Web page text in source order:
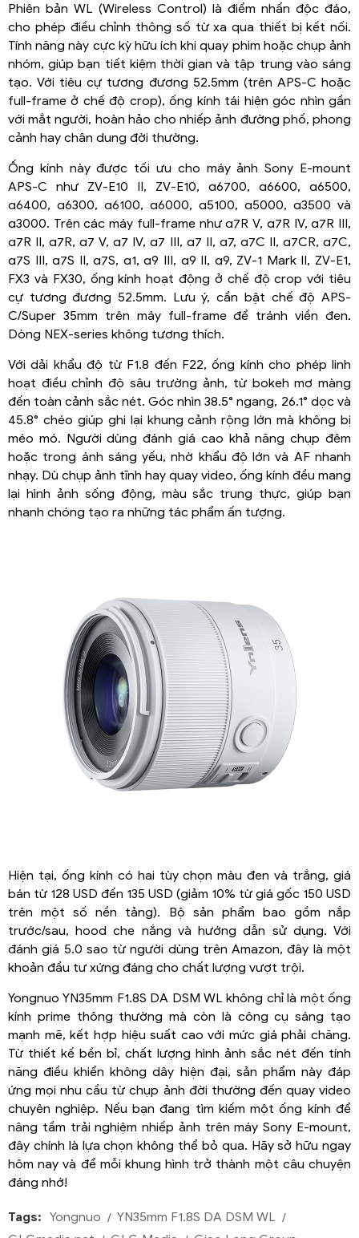
Phiên bản WL (Wireless Control) là điểm nhấn độc đáo,
cho phép điều chỉnh thông số từ xa qua thiết bị kết nối.
Tính năng này cực kỳ hữu ích khi quay phim hoặc chụp ảnh
nhóm, giúp bạn tiết kiệm thời gian và tập trung vào sáng
tạo. Với tiêu cự tương đương 52.5mm (trên APS-C hoặc
full-frame ở chế độ crop), ống kính tái hiện góc nhìn gần
với mắt người, hoàn hảo cho nhiếp ảnh đường phố, phong
cảnh hay chân dung đời thường.
Ống kính này được tối ưu cho máy ảnh Sony E-mount
APS-C như ZV-E10 II, ZV-E10, α6700, α6600, α6500,
α6400, α6300, α6100, α6000, α5100, α5000, α3500 và
α3000. Trên các máy full-frame như α7R V, α7R IV, α7R III,
α7R II, α7R, α7 V, α7 IV, α7 III, α7 II, α7, α7C II, α7CR, α7C,
α7S III, α7S II, α7S, α1, α9 III, α9 II, α9, ZV-1 Mark II, ZV-E1,
FX3 và FX30, ống kính hoạt động ở chế độ crop với tiêu
cự tương đương 52.5mm. Lưu ý, cần bật chế độ APS-
C/Super 35mm trên máy full-frame để tránh viền đen.
Dòng NEX-series không tương thích.
Với dải khẩu độ từ F1.8 đến F22, ống kính cho phép linh
hoạt điều chỉnh độ sâu trường ảnh, từ bokeh mơ màng
đến toàn cảnh sắc nét. Góc nhìn 38.5° ngang, 26.1° dọc và
45.8° chéo giúp ghi lại khung cảnh rộng lớn mà không bị
méo mó. Người dùng đánh giá cao khả năng chụp đêm
hoặc trong ánh sáng yếu, nhờ khẩu độ lớn và AF nhanh
nhạy. Dù chụp ảnh tĩnh hay quay video, ống kính đều mang
lại hình ảnh sống động, màu sắc trung thực, giúp bạn
nhanh chóng tạo ra những tác phẩm ấn tượng.
Hiện tại, ống kính có hai tùy chọn màu đen và trắng, giá
bán từ 128 USD đến 135 USD (giảm 10% từ giá gốc 150 USD
trên một số nền tảng). Bộ sản phẩm bao gồm nắp
trước/sau, hood che nắng và hướng dẫn sử dụng. Với
đánh giá 5.0 sao từ người dùng trên Amazon, đây là một
khoản đầu tư xứng đáng cho chất lượng vượt trội.
Yongnuo YN35mm F1.8S DA DSM WL không chỉ là một ống
kính prime thông thường mà còn là công cụ sáng tạo
mạnh mẽ, kết hợp hiệu suất cao với mức giá phải chăng.
Từ thiết kế bền bỉ, chất lượng hình ảnh sắc nét đến tính
năng điều khiển không dây hiện đại, sản phẩm này đáp
ứng mọi nhu cầu từ chụp ảnh đời thường đến quay video
chuyên nghiệp. Nếu bạn đang tìm kiếm một ống kính để
nâng tầm trải nghiệm nhiếp ảnh trên máy Sony E-mount,
đây chính là lựa chọn không thể bỏ qua. Hãy sở hữu ngay
hôm nay và để mỗi khung hình trở thành một câu chuyện
đáng nhớ!
Tags: Yongnuo
YN35mm F1.8S DA DSM WL